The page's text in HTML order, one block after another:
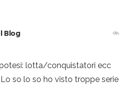
Blog
lotta/conquistatori ecc
so lo so ho visto troppe serie